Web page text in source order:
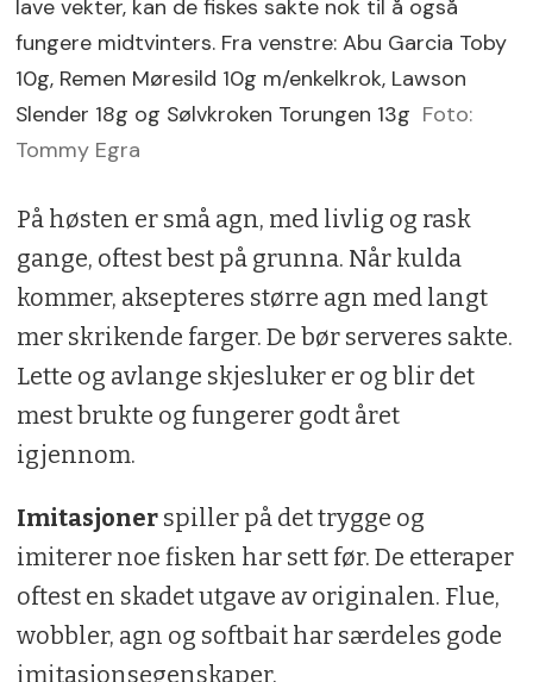
lave vekter, kan de fiskes sakte nok til å også
fungere midtvinters. Fra venstre: Abu Garcia Toby
10g, Remen Møresild 10g m/enkelkrok, Lawson
Slender 18g og Sølvkroken Torungen 13g Foto:
Tommy Egra
På høsten er små agn, med livlig og rask
gange, oftest best på grunna. Når kulda
kommer, aksepteres større agn med langt
mer skrikende farger. De bør serveres sakte.
Lette og avlange skjesluker er og blir det
mest brukte og fungerer godt året
igjennom.
Imitasjonerspiller på det trygge og
imiterer noe fisken har sett før. De etteraper
oftest en skadet utgave av originalen. Flue,
wobbler, agn og softbait har særdeles gode
imitasjonsegenskaper.